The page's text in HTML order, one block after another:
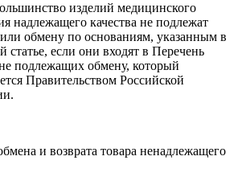
изделий медицинского
надлежащего качества не подлежат
или обмену по основаниям, указанным в
статье, если они входят в Перечень
подлежащих обмену, который
Правительством Российской
и возврата товара ненадлежащего